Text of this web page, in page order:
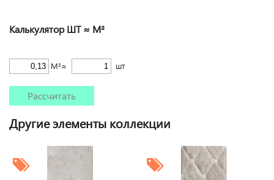
Калькулятор ШТ ≈ М²
М²≈ шт
Рассчитать
Другие элементы коллекции